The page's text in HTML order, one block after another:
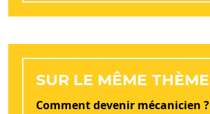
SUR LE MÊME THÈME
Comment devenir mécanicien ?